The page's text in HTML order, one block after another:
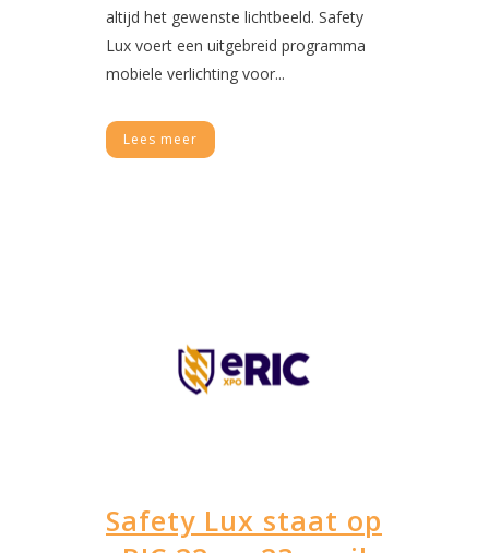
altijd het gewenste lichtbeeld. Safety
Lux voert een uitgebreid programma
mobiele verlichting voor...
Lees meer
Safety Lux staat op